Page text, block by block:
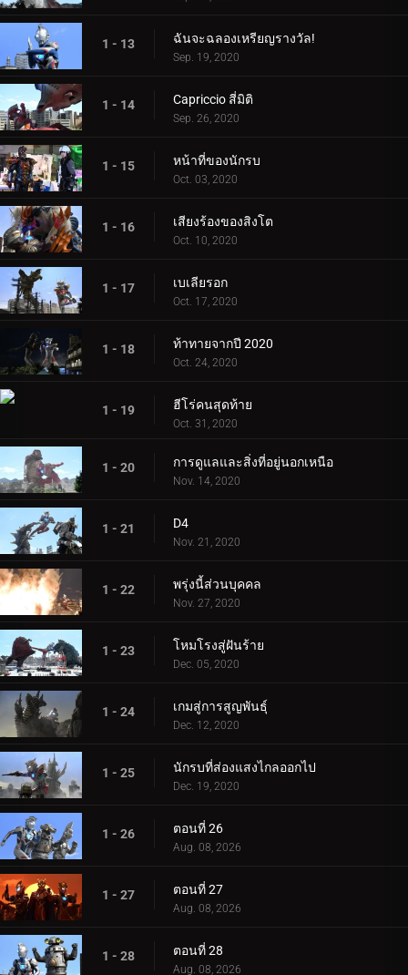
1 - 13 ฉันจะฉลองเหรียญรางวัล!
Sep. 19, 2020
1 - 14 Capriccio สี่มิติ
Sep. 26, 2020
1 - 15 หน้าที่ของนักรบ
Oct. 03, 2020
1 - 16 เสียงร้องของสิงโต
Oct. 10, 2020
1 - 17 เบเลียรอก
Oct. 17, 2020
1 - 18 ท้าทายจากปี 2020
Oct. 24, 2020
1 - 19 ฮีโร่คนสุดท้าย
Oct. 31, 2020
1 - 20 การดูแลและสิ่งที่อยู่นอกเหนือ
Nov. 14, 2020
1 - 21 D4
Nov. 21, 2020
1 - 22 พรุ่งนี้ส่วนบุคคล
Nov. 27, 2020
1 - 23 โหมโรงสู่ฝันร้าย
Dec. 05, 2020
1 - 24 เกมสู่การสูญพันธุ์
Dec. 12, 2020
1 - 25 นักรบที่ส่องแสงไกลออกไป
Dec. 19, 2020
1 - 26 ตอนที่ 26
Aug. 08, 2026
1 - 27 ตอนที่ 27
Aug. 08, 2026
1 - 28 ตอนที่ 28
Aug. 08, 2026